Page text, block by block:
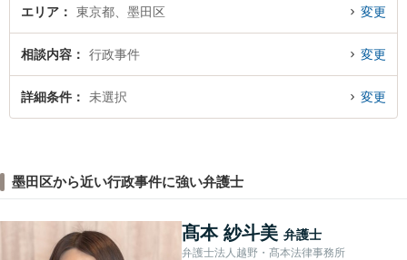
エリア 東京都、墨田区 変更
相談内容 行政事件 変更
詳細条件 未選択 変更
墨田区から近い行政事件に強い弁護士
髙本 紗斗美 弁護士
弁護士法人越野・髙本法律事務所